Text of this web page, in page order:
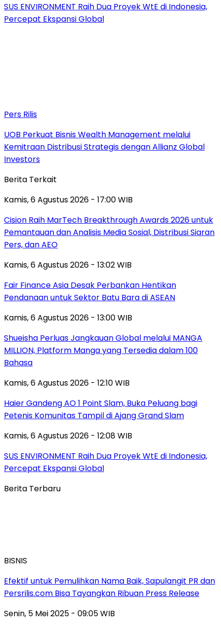
SUS ENVIRONMENT Raih Dua Proyek WtE di Indonesia,
Percepat Ekspansi Global
Pers Rilis
UOB Perkuat Bisnis Wealth Management melalui
Kemitraan Distribusi Strategis dengan Allianz Global
Investors
Berita Terkait
Kamis, 6 Agustus 2026 - 17:00 WIB
Cision Raih MarTech Breakthrough Awards 2026 untuk
Pemantauan dan Analisis Media Sosial, Distribusi Siaran
Pers, dan AEO
Kamis, 6 Agustus 2026 - 13:02 WIB
Fair Finance Asia Desak Perbankan Hentikan
Pendanaan untuk Sektor Batu Bara di ASEAN
Kamis, 6 Agustus 2026 - 13:00 WIB
Shueisha Perluas Jangkauan Global melalui MANGA
MILLION, Platform Manga yang Tersedia dalam 100
Bahasa
Kamis, 6 Agustus 2026 - 12:10 WIB
Haier Gandeng AO 1 Point Slam, Buka Peluang bagi
Petenis Komunitas Tampil di Ajang Grand Slam
Kamis, 6 Agustus 2026 - 12:08 WIB
SUS ENVIRONMENT Raih Dua Proyek WtE di Indonesia,
Percepat Ekspansi Global
Berita Terbaru
BISNIS
Efektif untuk Pemulihkan Nama Baik, Sapulangit PR dan
Persrilis.com Bisa Tayangkan Ribuan Press Release
Senin, 5 Mei 2025 - 09:05 WIB